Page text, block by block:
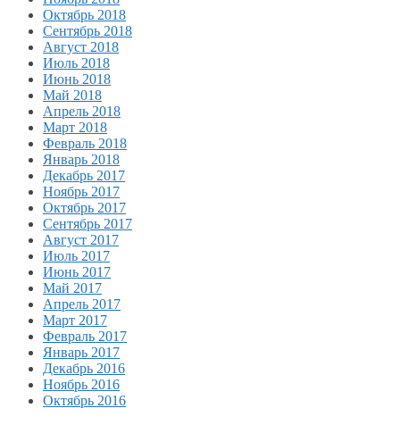
Октябрь 2018
Сентябрь 2018
Август 2018
Июль 2018
Июнь 2018
Май 2018
Апрель 2018
Март 2018
Февраль 2018
Январь 2018
Декабрь 2017
Ноябрь 2017
Октябрь 2017
Сентябрь 2017
Август 2017
Июль 2017
Июнь 2017
Май 2017
Апрель 2017
Март 2017
Февраль 2017
Январь 2017
Декабрь 2016
Ноябрь 2016
Октябрь 2016